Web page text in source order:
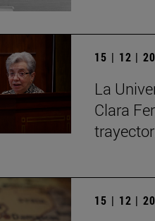
15 | 12 |
La
Clara
15 | 12 |